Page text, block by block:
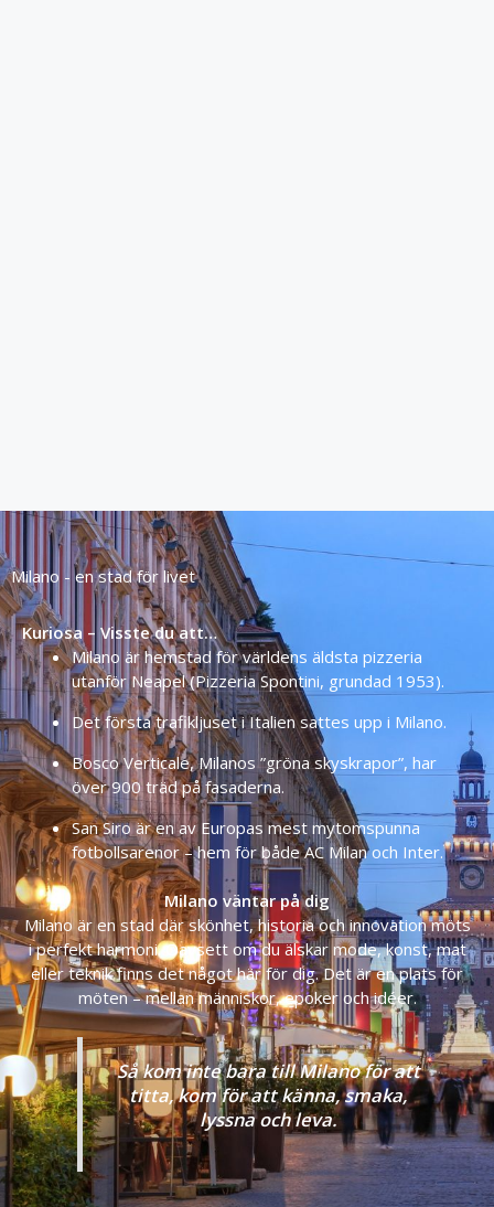
Milano - en stad för livet
Kuriosa – Visste du att…
Milano är hemstad för världens äldsta pizzeria
utanför Neapel (Pizzeria Spontini, grundad 1953).
Det första trafikljuset i Italien sattes upp i Milano.
Bosco Verticale, Milanos ”gröna skyskrapor”, har
över 900 träd på fasaderna.
San Siro är en av Europas mest mytomspunna
fotbollsarenor – hem för både AC Milan och Inter.
Milano väntar på dig
Milano är en stad där skönhet, historia och innovation möts
i perfekt harmoni. Oavsett om du älskar mode, konst, mat
eller teknik finns det något här för dig. Det är en plats för
möten – mellan människor, epoker och idéer.
Så kom inte bara till Milano för att
titta, kom för att känna, smaka,
lyssna och leva.